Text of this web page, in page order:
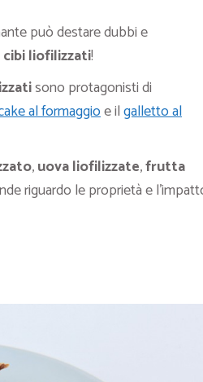
può destare dubbi e
cibi liofilizzati!
sono protagonisti di
al formaggioe ilgalletto al
,uova liofilizzate,frutta
riguardo le proprietà e